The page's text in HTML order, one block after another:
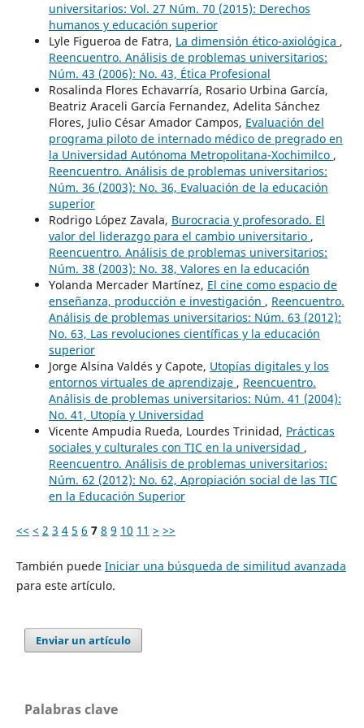
universitarios: Vol. 27 Núm. 70 (2015): Derechos
humanos y educación superior
Lyle Figueroa de Fatra, La dimensión ético-axiológica ,
Reencuentro. Análisis de problemas universitarios:
Núm. 43 (2006): No. 43, Ética Profesional
Rosalinda Flores Echavarría, Rosario Urbina García,
Beatriz Araceli García Fernandez, Adelita Sánchez
Flores, Julio César Amador Campos, Evaluación del
programa piloto de internado médico de pregrado en
la Universidad Autónoma Metropolitana-Xochimilco ,
Reencuentro. Análisis de problemas universitarios:
Núm. 36 (2003): No. 36, Evaluación de la educación
superior
Rodrigo López Zavala, Burocracia y profesorado. El
valor del liderazgo para el cambio universitario ,
Reencuentro. Análisis de problemas universitarios:
Núm. 38 (2003): No. 38, Valores en la educación
Yolanda Mercader Martínez, El cine como espacio de
enseñanza, producción e investigación , Reencuentro.
Análisis de problemas universitarios: Núm. 63 (2012):
No. 63, Las revoluciones científicas y la educación
superior
Jorge Alsina Valdés y Capote, Utopías digitales y los
entornos virtuales de aprendizaje , Reencuentro.
Análisis de problemas universitarios: Núm. 41 (2004):
No. 41, Utopía y Universidad
Vicente Ampudia Rueda, Lourdes Trinidad, Prácticas
sociales y culturales con TIC en la universidad ,
Reencuentro. Análisis de problemas universitarios:
Núm. 62 (2012): No. 62, Apropiación social de las TIC
en la Educación Superior
<< < 2 3 4 5 6 7 8 9 10 11 > >>
También puede Iniciar una búsqueda de similitud avanzada
para este artículo.
Enviar un artículo
Palabras clave